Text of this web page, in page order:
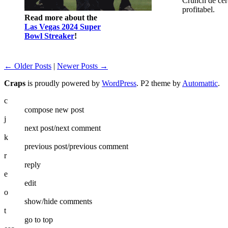
Read more about the
Las Vegas 2024 Super
Bowl Streaker!
profitabel.
← Older Posts | Newer Posts →
Craps is proudly powered by WordPress. P2 theme by Automattic.
c
compose new post
j
next post/next comment
k
previous post/previous comment
r
reply
e
edit
o
show/hide comments
t
go to top